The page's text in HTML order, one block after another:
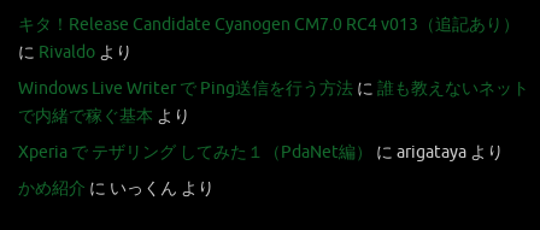
キタ！Release Candidate Cyanogen CM7.0 RC4 v013（追記あり）
に Rivaldo より
Windows Live Writer で Ping送信を行う方法 に 誰も教えないネット
で内緒で稼ぐ基本 より
Xperia で テザリング してみた１（PdaNet編）
に arigataya より
かめ紹介 に いっくん より